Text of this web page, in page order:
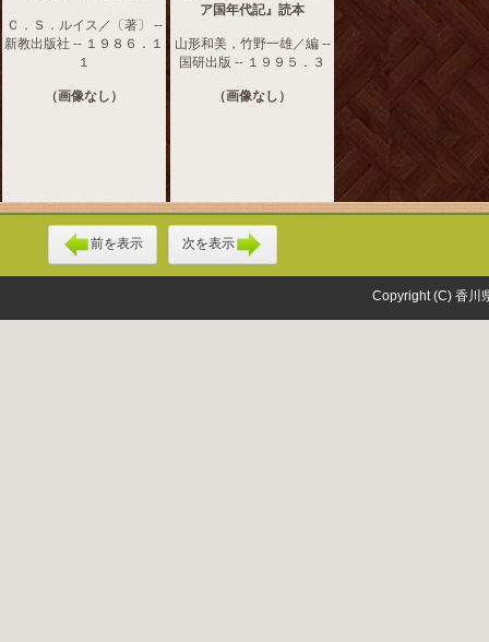
Ｃ．Ｓ．ルイス／〔著〕 --
新教出版社 -- １９８６．１
１
（画像なし）
ア国年代記』読本
山形和美，竹野一雄／編 --
国研出版 -- １９９５．３
（画像なし）
前を表示 次を表示
Copyright (C) 香川